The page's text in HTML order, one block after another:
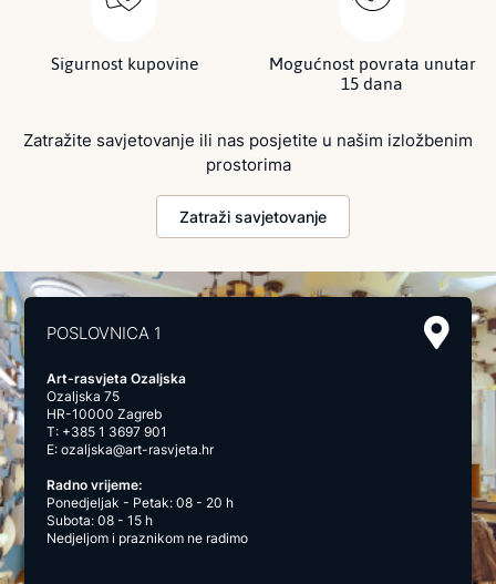
Sigurnost kupovine Mogućnost povrata unutar
15 dana
Zatražite savjetovanje ili nas posjetite u našim izložbenim
prostorima
Zatraži savjetovanje
POSLOVNICA 1
Art-rasvjeta Ozaljska
Ozaljska 75
HR-10000 Zagreb
T: +385 1 3697 901
E:ozaljska@art-rasvjeta.hr
Radno vrijeme:
Ponedjeljak - Petak: 08 - 20 h
Subota: 08 - 15 h
Nedjeljom i praznikom ne radimo